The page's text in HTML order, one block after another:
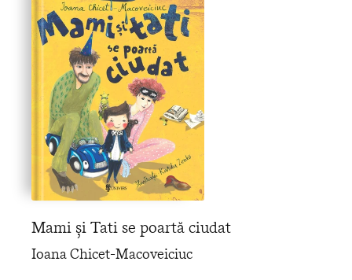
Mami și Tati se poartă ciudat
Ioana Chicet-Macoveiciuc